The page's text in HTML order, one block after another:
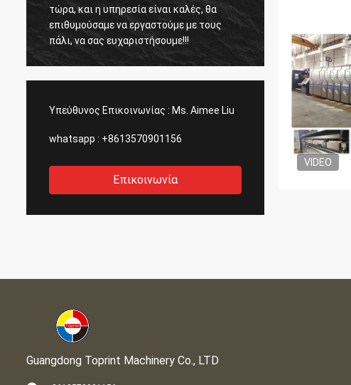
τώρα, και η υπηρεσία είναι καλές, θα
επιθυμούσαμε να εργαστούμε με τους
πάλι, να σας ευχαριστήσουμε!!!
εργαστούμε
Υπεύθυνος Επικοινωνίας : Ms. Aimee Liu
whatsapp : +8613570901156
Επικοινωνία
VIDEO
Guangdong Toprint Machinery Co., LTD